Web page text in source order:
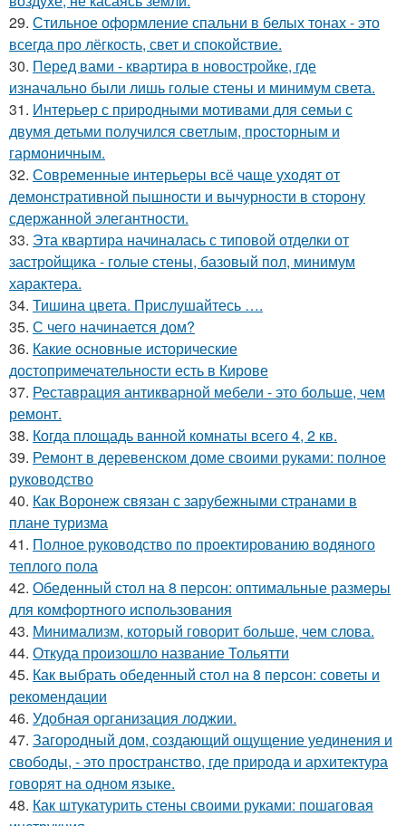
29. Стильное оформление спальни в белых тонах - это
всегда про лёгкость, свет и спокойствие.
30. Перед вами - квартира в новостройке, где
изначально были лишь голые стены и минимум света.
31. Интерьер с природными мотивами для семьи с
двумя детьми получился светлым, просторным и
гармоничным.
32. Современные интерьеры всё чаще уходят от
демонстративной пышности и вычурности в сторону
сдержанной элегантности.
33. Эта квартира начиналась с типовой отделки от
застройщика - голые стены, базовый пол, минимум
характера.
34. Тишина цвета. Прислушайтесь ….
35. С чего начинается дом?
36. Какие основные исторические
достопримечательности есть в Кирове
37. Реставрация антикварной мебели - это больше, чем
ремонт.
38. Когда площадь ванной комнаты всего 4, 2 кв.
39. Ремонт в деревенском доме своими руками: полное
руководство
40. Как Воронеж связан с зарубежными странами в
плане туризма
41. Полное руководство по проектированию водяного
теплого пола
42. Обеденный стол на 8 персон: оптимальные размеры
для комфортного использования
43. Минимализм, который говорит больше, чем слова.
44. Откуда произошло название Тольятти
45. Как выбрать обеденный стол на 8 персон: советы и
рекомендации
46. Удобная организация лоджии.
47. Загородный дом, создающий ощущение уединения и
свободы, - это пространство, где природа и архитектура
говорят на одном языке.
48. Как штукатурить стены своими руками: пошаговая